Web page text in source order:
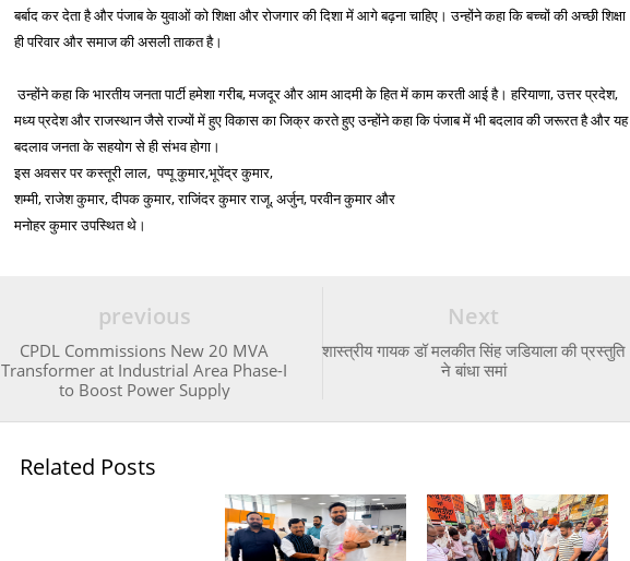
बर्बाद कर देता है और पंजाब के युवाओं को शिक्षा और रोजगार की दिशा में आगे बढ़ना चाहिए। उन्होंने कहा कि बच्चों की अच्छी शिक्षा
ही परिवार और समाज की असली ताकत है।
उन्होंने कहा कि भारतीय जनता पार्टी हमेशा गरीब, मजदूर और आम आदमी के हित में काम करती आई है। हरियाणा, उत्तर प्रदेश,
मध्य प्रदेश और राजस्थान जैसे राज्यों में हुए विकास का जिक्र करते हुए उन्होंने कहा कि पंजाब में भी बदलाव की जरूरत है और यह
बदलाव जनता के सहयोग से ही संभव होगा।
इस अवसर पर कस्तूरी लाल, पप्पू कुमार,भूपेंद्र कुमार,
शम्मी, राजेश कुमार, दीपक कुमार, राजिंदर कुमार राजू, अर्जुन, परवीन कुमार और
मनोहर कुमार उपस्थित थे।
Next
शास्त्रीय गायक डॉ मलकीत सिंह जडियाला की प्रस्तुति
ने बांधा समां
previous
CPDL Commissions New 20 MVA
Transformer at Industrial Area Phase-I
to Boost Power Supply
Related Posts